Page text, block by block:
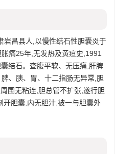
岩昌县人,以慢性结石性胆囊炎于
痛25年,无发热及黄疸史,1991
结石。查腹平软、无压痛,肝脾
、胰、胃、十二指肠无异常,胆
围无粘连,胆总管不扩张,遂行胆
开胆囊,内无胆汁,被一与胆囊外